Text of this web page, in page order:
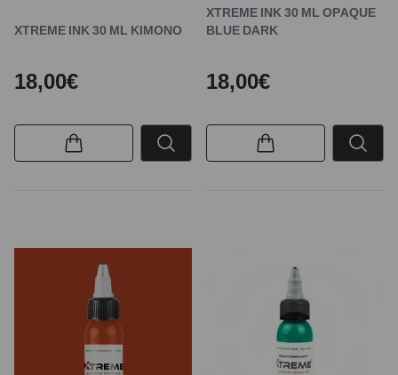
XTREME INK 30 ML KIMONO
18,00€
XTREME INK 30 ML OPAQUE
BLUE DARK
18,00€